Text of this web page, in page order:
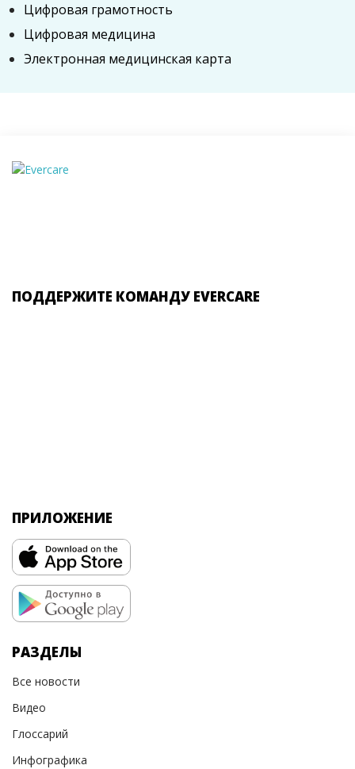
Цифровая грамотность
Цифровая медицина
Электронная медицинская карта
ПОДДЕРЖИТЕ КОМАНДУ EVERCARE
ПРИЛОЖЕНИЕ
РАЗДЕЛЫ
Все новости
Видео
Глоссарий
Инфографика